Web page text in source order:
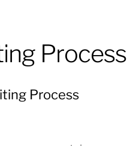
Process
Process